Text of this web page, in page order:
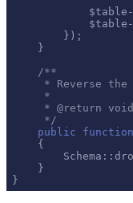
        });
    }
/**
* Reverse the
     *
     *
@return void
     */
public
function
{
    }
}